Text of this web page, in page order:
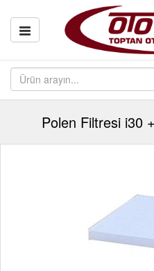
Polen Filtresi i30